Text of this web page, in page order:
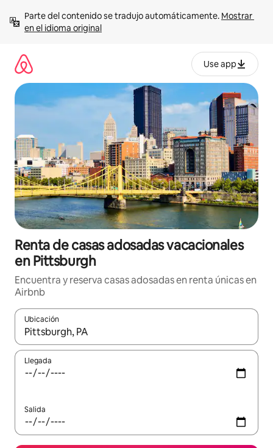
contenido
Parte del contenido se tradujo automáticamente. Mostrar
en el idioma original
Use app
Renta de casas adosadas vacacionales
en Pittsburgh
Encuentra y reserva casas adosadas en renta únicas en
Airbnb
Ubicación
Cuando los resultados estén disponibles, podrás navegar
Llegada
Salida